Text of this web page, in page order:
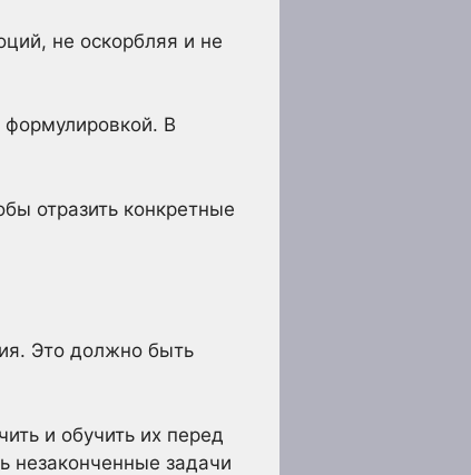
не оскорбляя и не
В
отразить конкретные
Это должно быть
и обучить их перед
задачи